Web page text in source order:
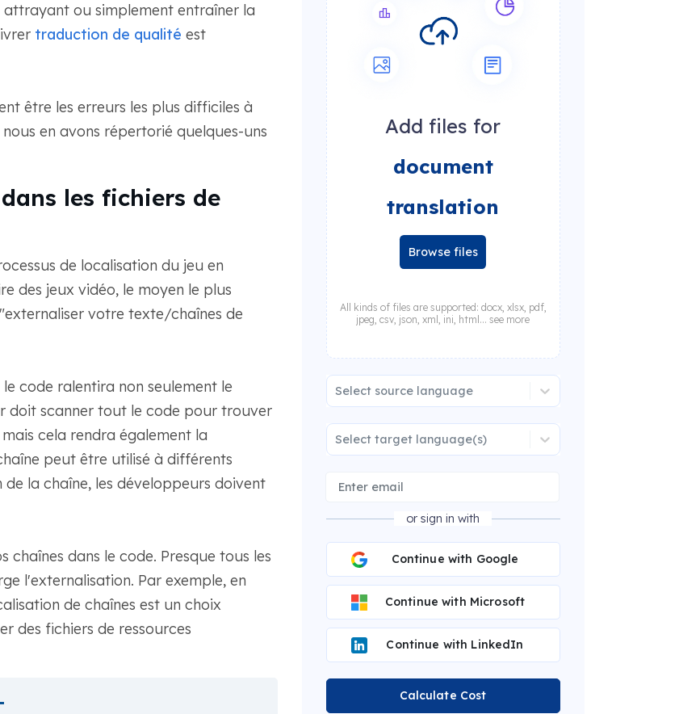
ou simplement entraîner la
traduction de qualité est
être les erreurs les plus difficiles à
en avons répertorié quelques-uns
les fichiers de
de localisation du jeu en
des jeux vidéo, le moyen le plus
votre texte/chaînes de
code ralentira non seulement le
doit scanner tout le code pour trouver
cela rendra également la
peut être utilisé à différents
la chaîne, les développeurs doivent
chaînes dans le code. Presque tous les
l'externalisation. Par exemple, en
de chaînes est un choix
des fichiers de ressources
Add files for
document
translation
Browse files
All kinds of files are supported: docx, xlsx, pdf,
jpeg, csv, json, xml, ini, html... see more
Select source language
Select target language(s)
or sign in with
Continue with Google
Continue with Microsoft
Continue with LinkedIn
Calculate Cost